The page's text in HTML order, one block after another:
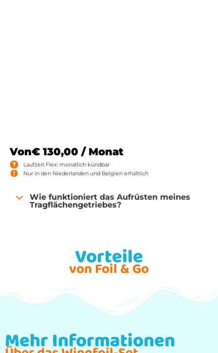
Von€ 130,00 / Monat
Laufzeit Flex: monatlich kündbar
Nur in den Niederlanden und Belgien erhältlich
Wie funktioniert das Aufrüsten meines
Tragflächengetriebes?
Vorteile
von Foil & Go
Mehr Informationen